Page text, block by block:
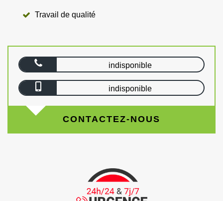
Travail de qualité
indisponible
indisponible
CONTACTEZ-NOUS